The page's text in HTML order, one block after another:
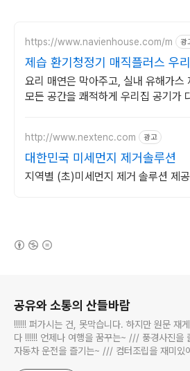
https://www.navienhouse.com/m 광
제습 환기청정기 매직플러스 우
요리 매연은 막아주고, 실내 유해가스
모든 공간을 쾌적하게 우리집 공기가
http://www.nextenc.com 광고
대한민국 미세먼지 제거솔루션
지역별 (초)미세먼지 제거 솔루션 제공
공유와 소통의 산들바람
!!!!!! 퍼가시는 건, 못막습니다. 하지만 원문 재
다 !!!!!! 언제나 여행을 꿈꾸는~ /// 풍경사진을
자동차 운전을 즐기는~ /// 컴터조립을 재미있